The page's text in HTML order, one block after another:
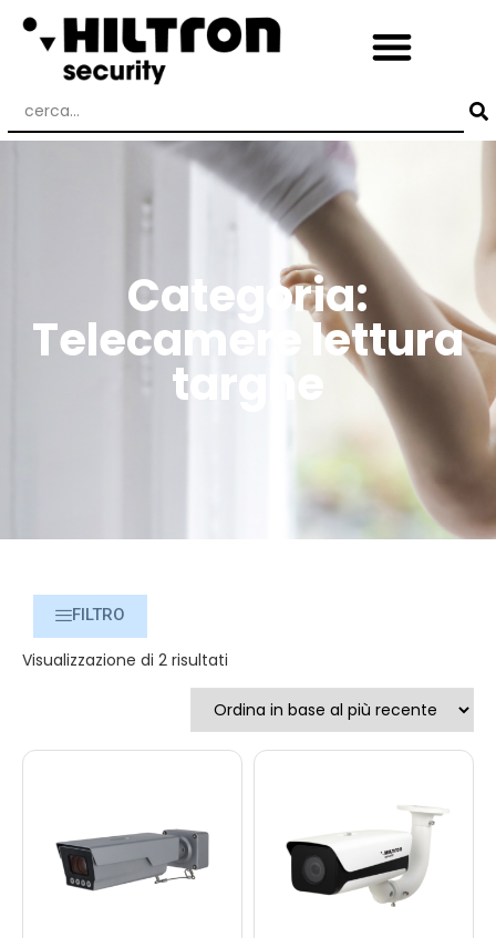
Categoria:
Telecamere lettura
targhe
FILTRO
Visualizzazione di 2 risultati